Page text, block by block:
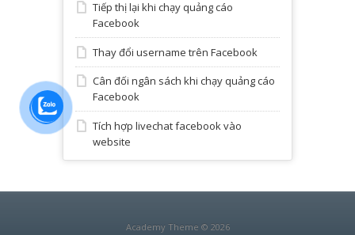
Tiếp thị lại khi chạy quảng cáo
Facebook
Thay đổi username trên Facebook
Cân đối ngân sách khi chạy quảng cáo
Facebook
Tích hợp livechat facebook vào
website
Academy Theme © 2026